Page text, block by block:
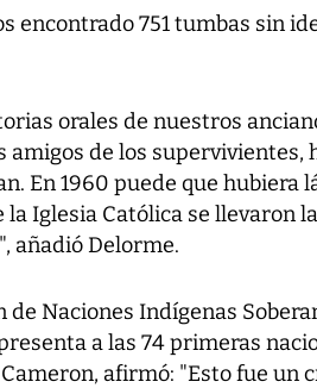
encontrado 751 tumbas sin
orales de nuestros
amigos de los supervivientes,
En 1960 puede que hubiera
Iglesia Católica se llevaron
añadió Delorme.
de Naciones Indígenas
a las 74 primeras
afirmó: "Esto fue un